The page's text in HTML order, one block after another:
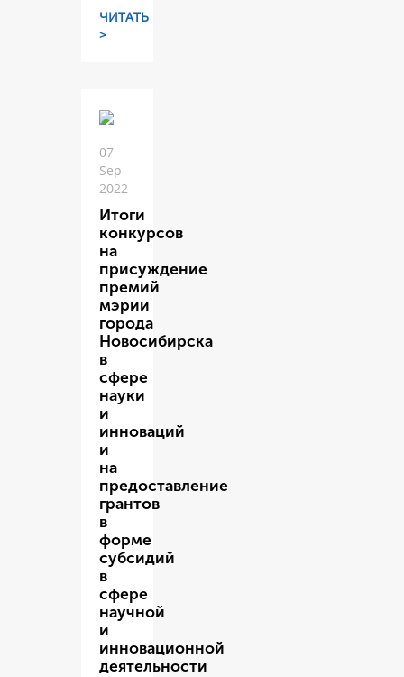
ЧИТАТЬ
>
07
Sep
2022
Итоги
конкурсов
на
присуждение
премий
мэрии
города
Новосибирска
в
сфере
науки
и
инноваций
и
на
предоставление
грантов
в
форме
субсидий
в
сфере
научной
и
инновационной
деятельности